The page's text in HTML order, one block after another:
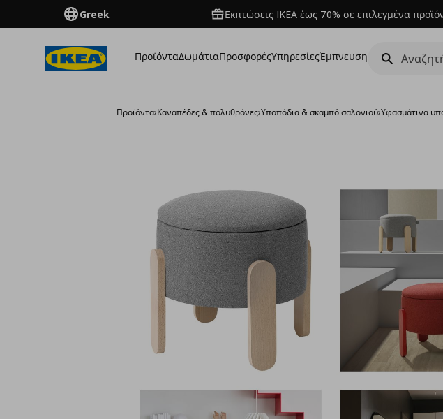
Greek Εκπτώσεις IKEA έως 70% σε επιλεγμένα
ΠροϊόνταΔωμάτιαΠροσφορέςΥπηρεσίεςΈμπνευση
Προϊόντα›Καναπέδες & πολυθρόνες›Υποπόδια & σκαμπό σαλονιού›Υφασμάτινα